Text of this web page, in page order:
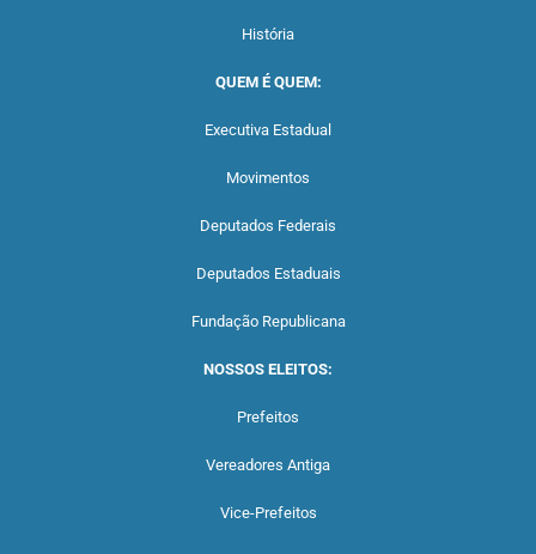
História
QUEM É QUEM:
Executiva Estadual
Movimentos
Deputados Federais
Deputados Estaduais
Fundação Republicana
NOSSOS ELEITOS:
Prefeitos
Vereadores Antiga
Vice-Prefeitos